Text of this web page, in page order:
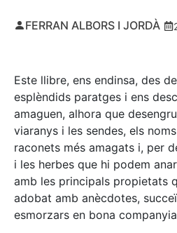
FERRAN ALBORS I JORDÀ
Este llibre, ens endinsa, des
esplèndids paratges i ens
amaguen, alhora que
viaranys i les sendes, els
raconets més amagats i, per
i les herbes que hi podem
amb les principals propietats
adobat amb anècdotes,
esmorzars en bona